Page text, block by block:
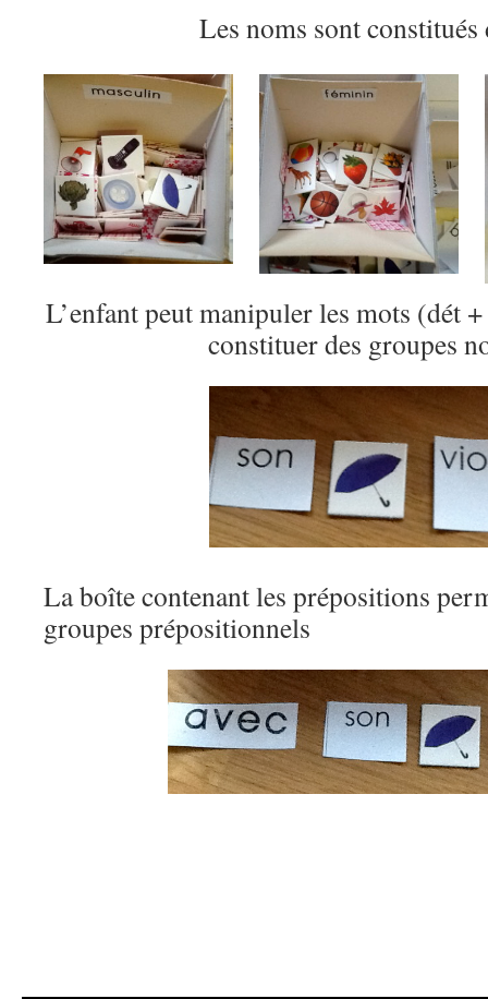
Les noms sont constitués
L’enfant peut manipuler les mots (dét
constituer des groupes
La boîte contenant les prépositions
groupes prépositionnels